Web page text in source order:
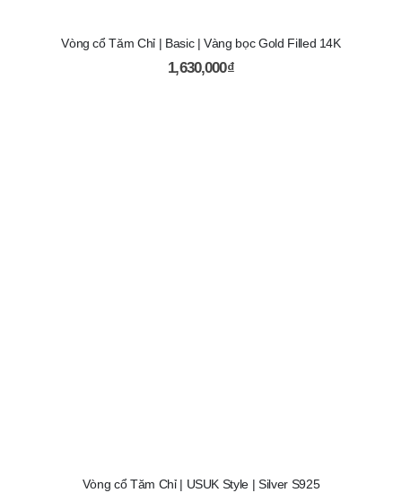
Vòng cổ Tăm Chỉ | Basic | Vàng bọc Gold Filled 14K
1,630,000₫
Vòng cổ Tăm Chỉ | USUK Style | Silver S925